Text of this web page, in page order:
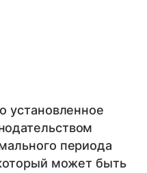
установленное
периода
может быть